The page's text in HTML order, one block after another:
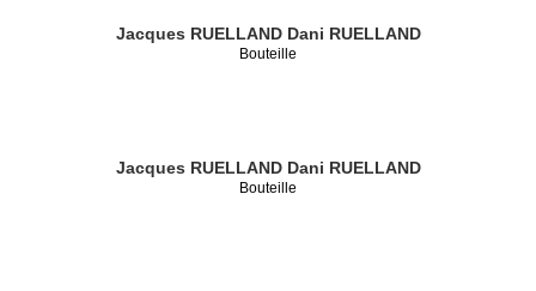
Jacques RUELLAND Dani RUELLAND
Bouteille
Jacques RUELLAND Dani RUELLAND
Bouteille